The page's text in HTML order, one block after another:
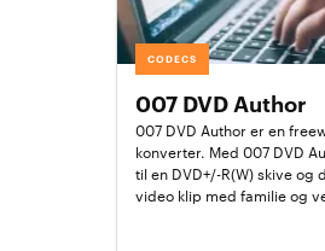
CODECS
007 DVD Author
007 DVD Author er en
konverter. Med 007 DVD
til en DVD+/-R(W) skive
video klip med familie og